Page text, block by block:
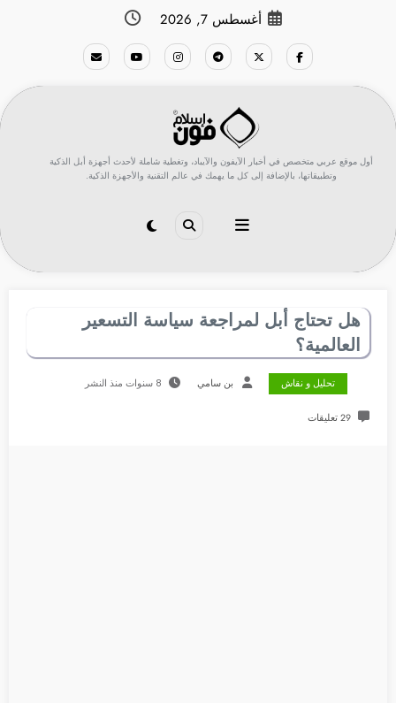
أغسطس 7, 2026
أول موقع عربي متخصص في أخبار الآيفون والآيباد، وتغطية شاملة لأحدث أجهزة أبل الذكية
وتطبيقاتها، بالإضافة إلى كل ما يهمك في عالم التقنية والأجهزة الذكية.
هل تحتاج أبل لمراجعة سياسة التسعير
العالمية؟
تحليل و نقاش بن سامي 8 سنوات منذ النشر
29 تعليقات